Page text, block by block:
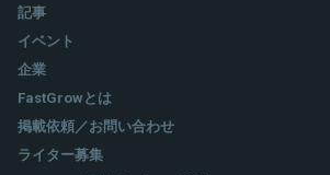
記事
イベント
企業
FastGrowとは
掲載依頼／お問い合わせ
ライター募集